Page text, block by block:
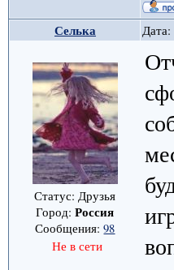
Селька Дата:
Статус: Друзья
Город:Россия
Сообщения:98
Не в сети